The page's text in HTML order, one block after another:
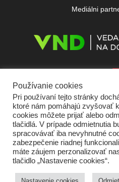
Mediálni
Domov O nás Kontakt
Podmienky používania
Ochrana
Používanie cookies
Pri používaní tejto stránky
ktoré nám pomáhajú zvyšovať
cookies môžete prijať alebo
tlačidlá. V prípade odmietnutia
spracovávať iba nevyhnutné
zabezpečenie riadnej
máte záujem perzonalizovať
tlačidlo „Nastavenie cookies“.